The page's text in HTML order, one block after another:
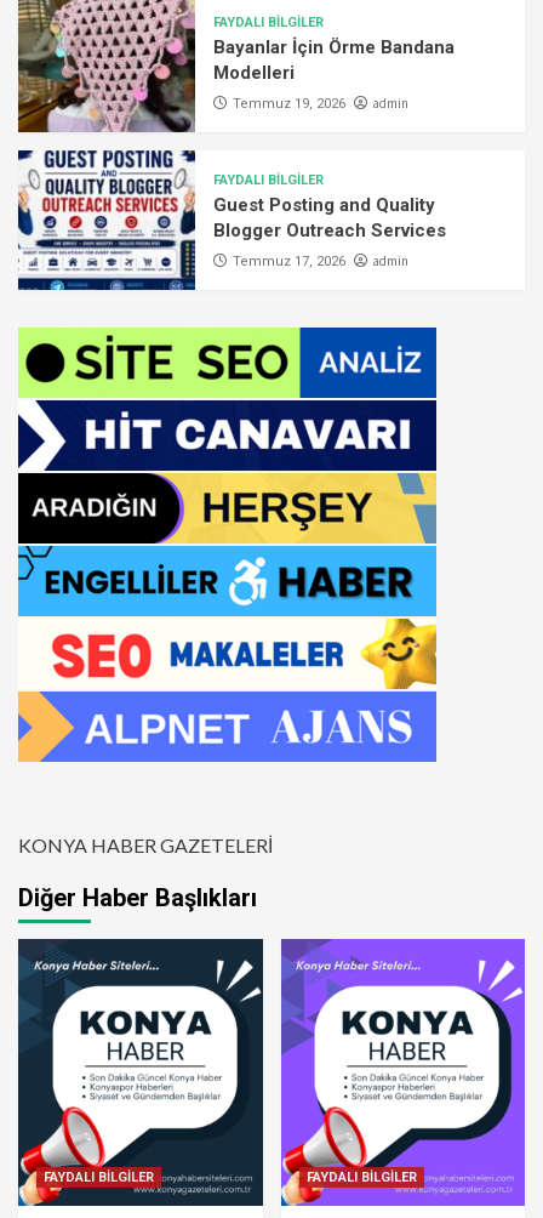
FAYDALI BİLGİLER
Bayanlar İçin Örme Bandana
Modelleri
Temmuz 19, 2026 admin
FAYDALI BİLGİLER
Guest Posting and Quality
Blogger Outreach Services
Temmuz 17, 2026 admin
KONYA HABER GAZETELERİ
Diğer Haber Başlıkları
FAYDALI BİLGİLER FAYDALI BİLGİLER